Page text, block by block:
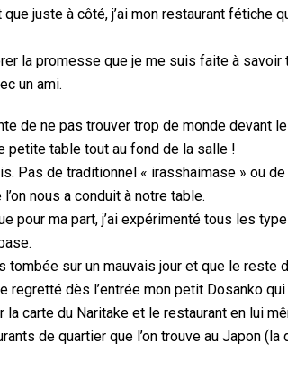
juste à côté, j’ai mon restaurant fétiche
la promesse que je me suis faite à
un ami.
de ne pas trouver trop de monde devant
petite table tout au fond de la salle !
Pas de traditionnel « irasshaimase » ou
nous a conduit à notre table.
ma part, j’ai expérimenté tous les
sur un mauvais jour et que le reste
regretté dès l’entrée mon petit Dosanko
carte du Naritake et le restaurant en lui
de quartier que l’on trouve au Japon